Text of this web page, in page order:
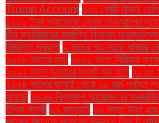
Trump Account ১০৩ কোটি টাকার
১২০০ টাকা প্যাকেজে হেলথ চেকআপের
দীর্ঘ ক্যারিয়ারের সমাপ্তি টানলেন
বিজ্ঞপ্তি প্রকাশ ২ মার্চের পর থেকে গাজায়
২০০৮ সালের কথা ২০১১ সালে সিরিয়ায়
২০২২ সালে ডলারের সংকট শুরু হলে ২০২৪
২০২৪ সালের জুলাই থেকে ১৯ মার্চ পর্যন্ত
হয়েছে ২০২৬ বিশ্বকাপ আয়োজনের
ইন্দিরা গান্ধী ২৯ জানুয়ারি ২৯ বস্তা টাকা